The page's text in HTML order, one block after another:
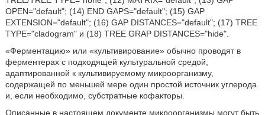
OPEN="default"; (14) END GAPS="default"; (15) GAP
EXTENSION="default"; (16) GAP DISTANCES="default"; (17) TREE
TYPE="cladogram" и (18) TREE GRAP DISTANCES="hide".
«Ферментацию» или «культивирование» обычно проводят в
ферментерах с подходящей культуральной средой,
адаптированной к культивируемому микроорганизму,
содержащей по меньшей мере один простой источник углерода
и, если необходимо, субстратные кофакторы.
Описанные в настоящем документе микроорганизмы могут быть